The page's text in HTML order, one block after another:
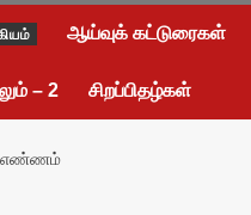
ஆய்வுக் கட்டுரைகள்
– 2 சிறப்பிதழ்கள்
எண்ணம்